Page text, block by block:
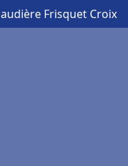
Frisquet Croix